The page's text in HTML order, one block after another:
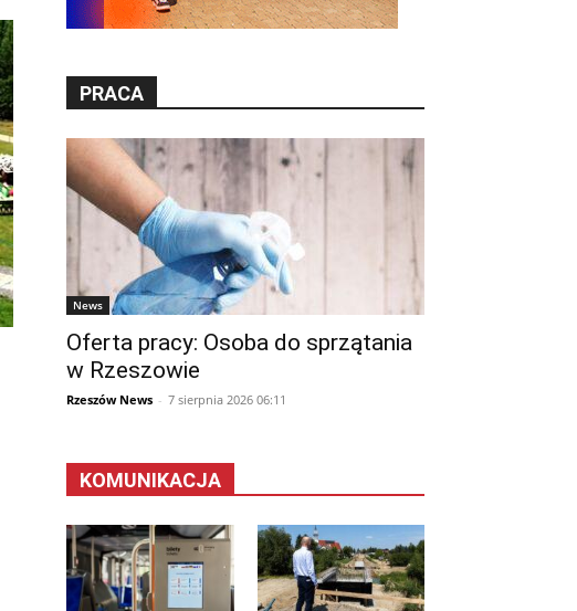
PRACA
News
Oferta pracy: Osoba do sprzątania
w Rzeszowie
Rzeszów News - 7 sierpnia 2026 06:11
KOMUNIKACJA